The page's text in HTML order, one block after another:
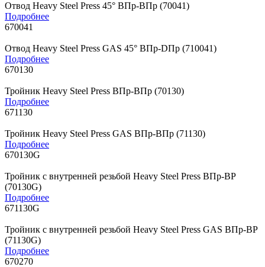
Отвод Heavy Steel Press 45° ВПр-ВПр (70041)
Подробнее
670041
Отвод Heavy Steel Press GAS 45° ВПр-DПр (710041)
Подробнее
670130
Тройник Heavy Steel Press ВПр-ВПр (70130)
Подробнее
671130
Тройник Heavy Steel Press GAS ВПр-ВПр (71130)
Подробнее
670130G
Тройник с внутренней резьбой Heavy Steel Press ВПр-ВР
(70130G)
Подробнее
671130G
Тройник с внутренней резьбой Heavy Steel Press GAS ВПр-ВР
(71130G)
Подробнее
670270